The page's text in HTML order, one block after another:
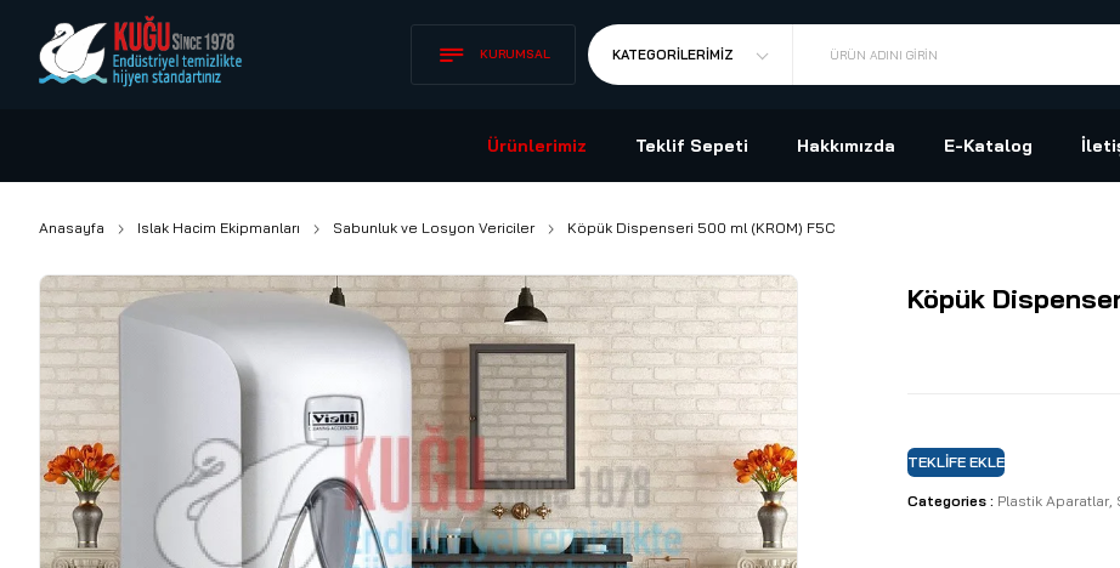
KURUMSAL KATEGORILERIMIZ ÜRÜN ADINI GIRIN
Ürünlerimiz Teklif Sepeti Hakkımızda E-Katalog
Anasayfa Islak Hacim Ekipmanları Sabunluk ve Losyon Vericiler Köpük Dispenseri 500 ml (KROM) F5C
Köpük
TEKLIFE EKLE
Categories : Plastik Aparatlar,